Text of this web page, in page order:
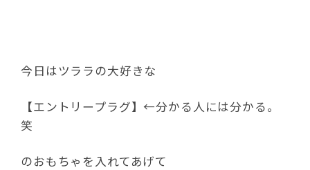
今日はツララの大好きな
【エントリープラグ】←分かる人には分かる。
笑
のおもちゃを入れてあげて